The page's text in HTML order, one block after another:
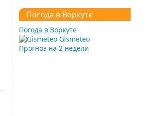
Погода в Воркуте
Погода в Воркуте
Gismeteo
Прогноз на 2 недели